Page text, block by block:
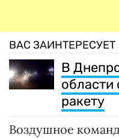
ВАС ЗАИНТЕРЕСУЕТ
В
области
ракету
Воздушное